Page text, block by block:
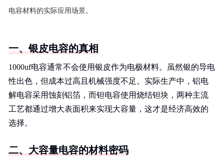
电容材料的实际应用场景。
一、银皮电容的真相
1000uf电容通常不会使用银皮作为电极材料。虽然银的导电
性出色，但成本过高且机械强度不足。实际生产中，铝电
解电容采用蚀刻铝箔，而钽电容使用烧结钽块，两种主流
工艺都通过增大表面积来实现大容量，这才是经济高效的
选择。
二、大容量电容的材料密码